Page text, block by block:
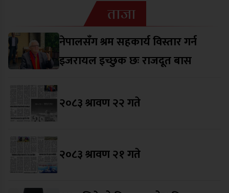
ताजा
नेपालसँग श्रम सहकार्य विस्तार गर्न
इजरायल इच्छुक छः राजदूत बास
२०८३ श्रावण २२ गते
२०८३ श्रावण २१ गते